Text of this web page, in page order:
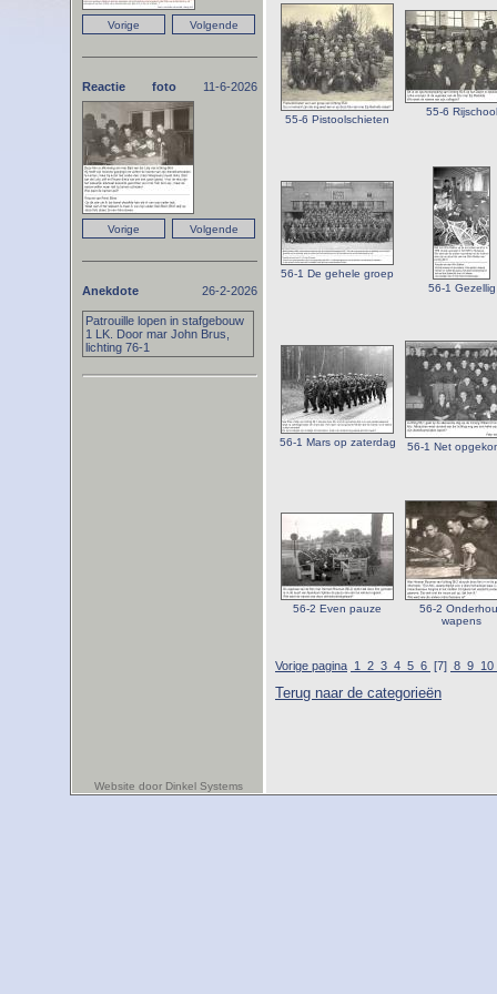
55-6 Pistoolschieten
55-6 Rijschool
56-1 De gehele groep
56-1 Gezellig
56-1 Mars op zaterdag 56-1 Net
56-2 Even pauze
56-2
wapens
Vorige pagina 1 2 3 4 5 6 [7] 8 9 10
Terug naar de categorieën
Reactie foto 11-6-2026
Anekdote 26-2-2026
Patrouille lopen in stafgebouw
1 LK. Door mar John Brus,
lichting 76-1
Website door Dinkel Systems